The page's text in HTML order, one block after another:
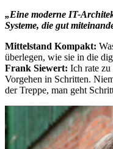
„Eine moderne IT-
Systeme, die gut
Mittelstand Kompakt:
überlegen, wie sie in die
Frank Siewert: Ich rate zu
Vorgehen in Schritten.
der Treppe, man geht